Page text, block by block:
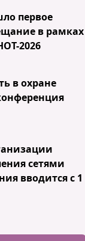
первое
в рамках
2026
в охране
сетями
вводится с 1